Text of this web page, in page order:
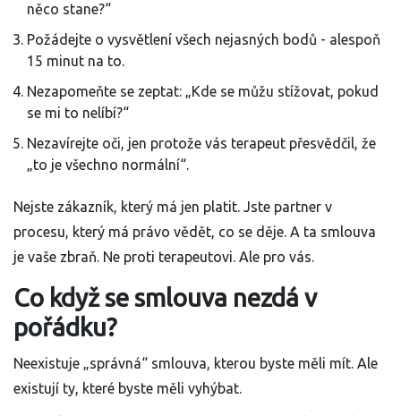
něco stane?“
Požádejte o vysvětlení všech nejasných bodů - alespoň
15 minut na to.
Nezapomeňte se zeptat: „Kde se můžu stížovat, pokud
se mi to nelíbí?“
Nezavírejte oči, jen protože vás terapeut přesvědčil, že
„to je všechno normální“.
Nejste zákazník, který má jen platit. Jste partner v
procesu, který má právo vědět, co se děje. A ta smlouva
je vaše zbraň. Ne proti terapeutovi. Ale pro vás.
Co když se smlouva nezdá v
pořádku?
Neexistuje „správná“ smlouva, kterou byste měli mít. Ale
existují ty, které byste měli vyhýbat.